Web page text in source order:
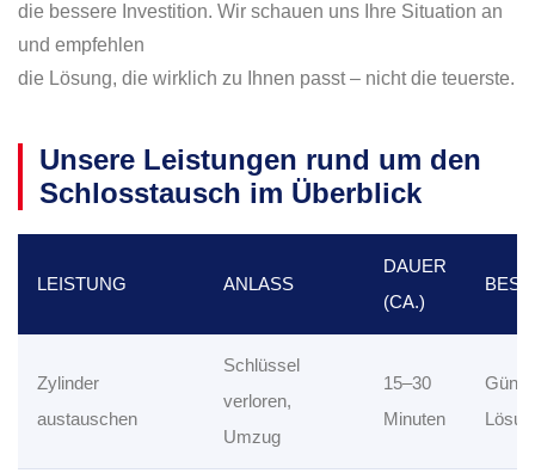
die bessere Investition. Wir schauen uns Ihre Situation an
und empfehlen
die Lösung, die wirklich zu Ihnen passt – nicht die teuerste.
Unsere Leistungen rund um den
Schlosstausch im Überblick
LEISTUNG ANLASS
DAUER
(CA.)
Zylinder
austauschen
Schlüssel
verloren,
Umzug
15–30
Minuten